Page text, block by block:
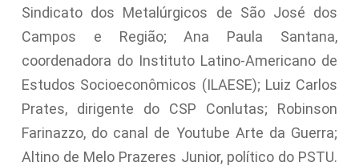
Sindicato dos Metalúrgicos de São José dos
Campos e Região; Ana Paula Santana,
coordenadora do Instituto Latino-Americano de
Estudos Socioeconômicos (ILAESE); Luiz Carlos
Prates, dirigente do CSP Conlutas; Robinson
Farinazzo, do canal de Youtube Arte da Guerra;
Altino de Melo Prazeres Junior, político do PSTU.